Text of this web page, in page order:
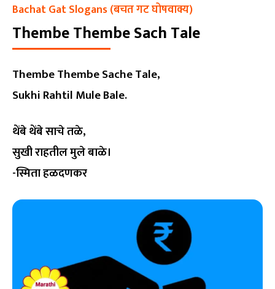
Bachat Gat Slogans (बचत गट घोषवाक्य)
Thembe Thembe Sach Tale
Thembe Thembe Sache Tale,
Sukhi Rahtil Mule Bale.
थेंबे थेंबे साचे तळे,
सुखी राहतील मुले बाळे।
-स्मिता हळदणकर